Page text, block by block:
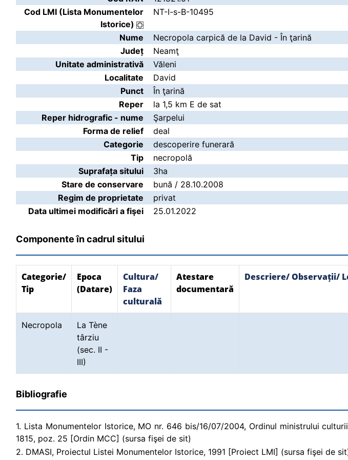
Cod LMI (Lista Monumentelor
Istorice)
NT-I-s-B-10495
Nume
Necropola carpică de la David - În ţarină
Județ
Neamţ
Unitate administrativă
Văleni
Localitate
David
Punct
În ţarină
Reper
la 1,5 km E de sat
Reper hidrografic - nume
Şarpelui
Forma de relief
deal
Categorie
descoperire funerară
Tip
necropolă
Suprafața sitului
3ha
Stare de conservare
bună / 28.10.2008
Regim de proprietate
privat
Data ultimei modificări a fişei
25.01.2022
Componente în cadrul sitului
Categorie/
Tip
Epoca
(Datare)
Cultura/
Faza
culturală
Atestare
documentară
Descriere/ Observații/
Necropola
La Tène
târziu
(sec. II -
III)
Bibliografie
1. Lista Monumentelor Istorice, MO nr. 646 bis/16/07/2004, Ordinul ministrului
1815, poz. 25 [Ordin MCC] (sursa fişei de sit)
2. DMASI, Proiectul Listei Monumentelor Istorice, 1991 [Proiect LMI] (sursa fişei de